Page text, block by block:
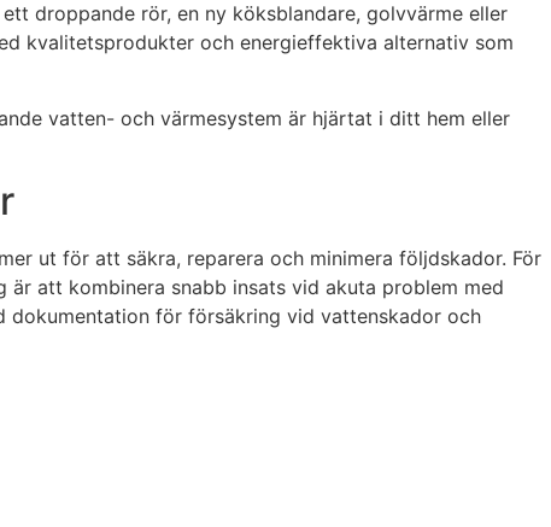
droppande rör, en ny köksblandare, golvvärme eller
kvalitetsprodukter och energieffektiva alternativ som
vatten- och värmesystem är hjärtat i ditt hem eller
ut för att säkra, reparera och minimera följdskador. För
att kombinera snabb insats vid akuta problem med
dokumentation för försäkring vid vattenskador och